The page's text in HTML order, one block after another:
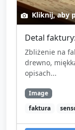
Kliknij, aby
Detal
Zbliżenie na
drewno,
opisach...
Image
faktura